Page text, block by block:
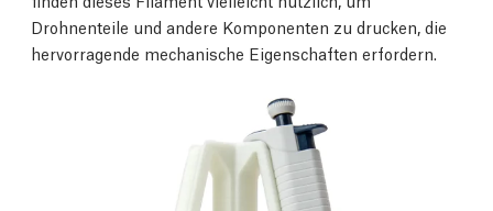
Drohnenteile und andere Komponenten zu drucken, die
hervorragende mechanische Eigenschaften erfordern.